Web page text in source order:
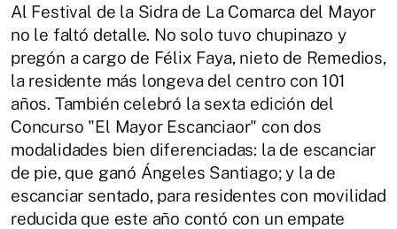
Al Festival de la Sidra de La Comarca del Mayor
no le faltó detalle. No solo tuvo chupinazo y
pregón a cargo de Félix Faya, nieto de Remedios,
la residente más longeva del centro con 101
años. También celebró la sexta edición del
Concurso "El Mayor Escanciaor" con dos
modalidades bien diferenciadas: la de escanciar
de pie, que ganó Ángeles Santiago; y la de
escanciar sentado, para residentes con movilidad
reducida que este año contó con un empate